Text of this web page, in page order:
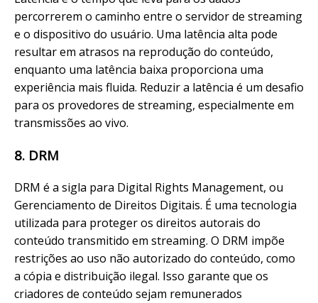
percorrerem o caminho entre o servidor de streaming
e o dispositivo do usuário. Uma latência alta pode
resultar em atrasos na reprodução do conteúdo,
enquanto uma latência baixa proporciona uma
experiência mais fluida. Reduzir a latência é um desafio
para os provedores de streaming, especialmente em
transmissões ao vivo.
8. DRM
DRM é a sigla para Digital Rights Management, ou
Gerenciamento de Direitos Digitais. É uma tecnologia
utilizada para proteger os direitos autorais do
conteúdo transmitido em streaming. O DRM impõe
restrições ao uso não autorizado do conteúdo, como
a cópia e distribuição ilegal. Isso garante que os
criadores de conteúdo sejam remunerados